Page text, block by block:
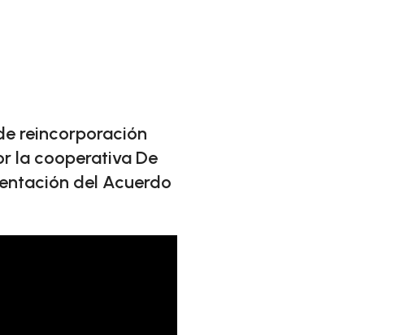
reincorporación
la cooperativa De
del Acuerdo